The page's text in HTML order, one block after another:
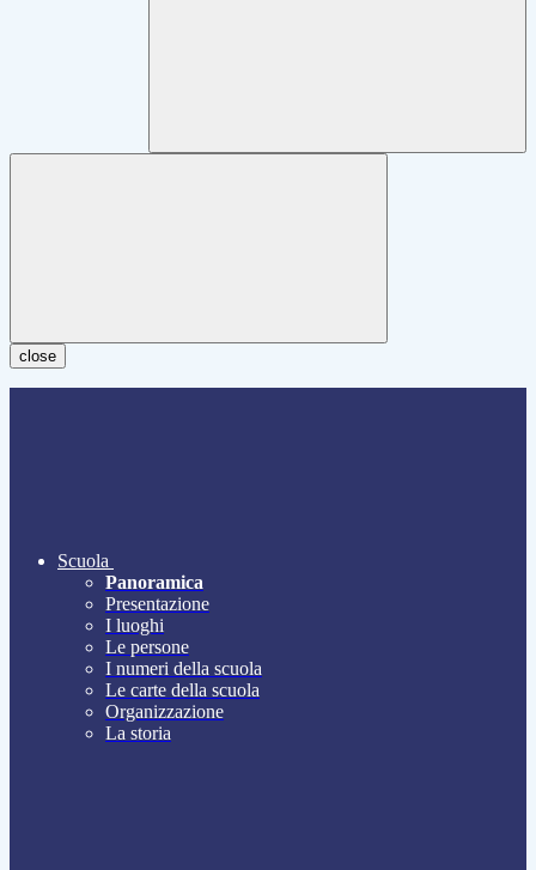
close
Scuola
Panoramica
Presentazione
I luoghi
Le persone
I numeri della scuola
Le carte della scuola
Organizzazione
La storia